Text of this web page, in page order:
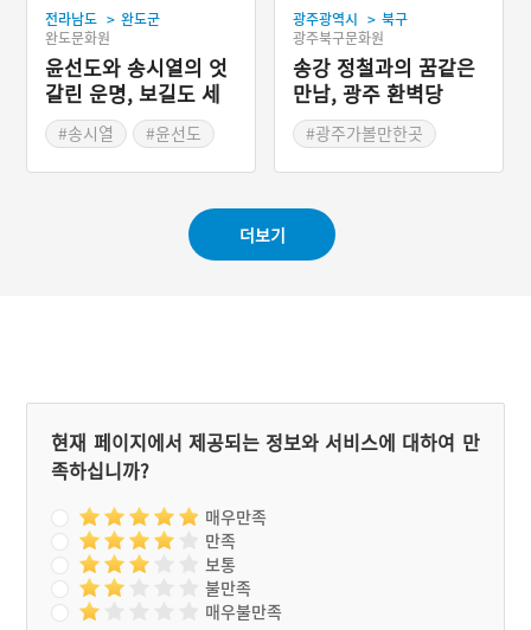
전라남도 > 완도군
완도문화원
윤선도와 송시열의 엇
갈린 운명, 보길도 세
연정
#송시열
#윤선도
광주광역시 > 북구
광주북구문화원
송강 정철과의 꿈같은
만남, 광주 환벽당
#광주가볼만한곳
더보기
현재 페이지에서 제공되는 정보와 서비스에 대하여 만
족하십니까?
매우만족
만족
보통
불만족
매우불만족